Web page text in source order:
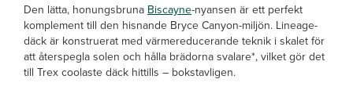
Den lätta, honungsbruna Biscayne-nyansen är ett perfekt
komplement till den hisnande Bryce Canyon-miljön. Lineage-
däck är konstruerat med värmereducerande teknik i skalet för
att återspegla solen och hålla brädorna svalare*, vilket gör det
till Trex coolaste däck hittills – bokstavligen.